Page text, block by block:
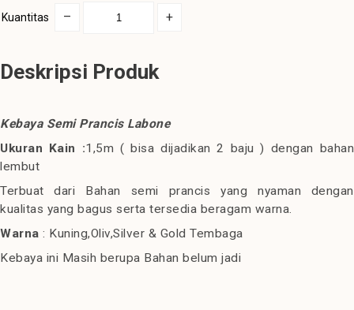
Kuantitas – +
Deskripsi Produk
Kebaya Semi Prancis Labone
Ukuran Kain :1,5m ( bisa dijadikan 2 baju ) dengan bahan
lembut
Terbuat dari Bahan semi prancis yang nyaman dengan
kualitas yang bagus serta tersedia beragam warna.
Warna : Kuning,Oliv,Silver & Gold Tembaga
Kebaya ini Masih berupa Bahan belum jadi